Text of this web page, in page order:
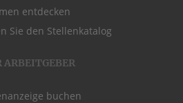
entdecken
Sie den Stellenkatalog
ARBEITGEBER
buchen